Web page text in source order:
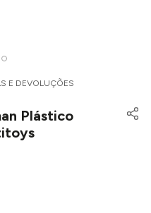
E DEVOLUÇÕES
Plástico